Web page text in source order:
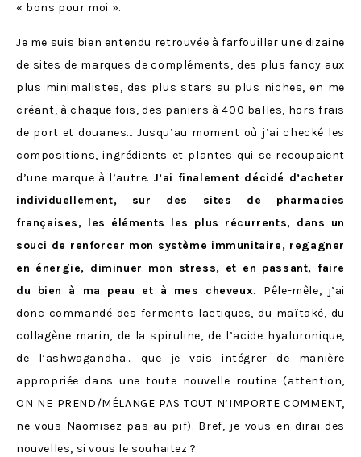
« bons pour moi ».
Je me suis bien entendu retrouvée à farfouiller une dizaine
de sites de marques de compléments, des plus fancy aux
plus minimalistes, des plus stars au plus niches, en me
créant, à chaque fois, des paniers à 400 balles, hors frais
de port et douanes… Jusqu’au moment où j’ai checké les
compositions, ingrédients et plantes qui se recoupaient
d’une marque à l’autre. J’ai finalement décidé d’acheter
individuellement, sur des sites de pharmacies
françaises, les éléments les plus récurrents, dans un
souci de renforcer mon système immunitaire, regagner
en énergie, diminuer mon stress, et en passant, faire
du bien à ma peau et à mes cheveux. Pêle-mêle, j’ai
donc commandé des ferments lactiques, du maïtaké, du
collagène marin, de la spiruline, de l’acide hyaluronique,
de l’ashwagandha… que je vais intégrer de manière
appropriée dans une toute nouvelle routine (attention,
ON NE PREND/MÉLANGE PAS TOUT N’IMPORTE COMMENT,
ne vous Naomisez pas au pif). Bref, je vous en dirai des
nouvelles, si vous le souhaitez ?